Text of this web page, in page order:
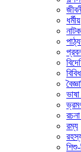
ধর্মীয়
নাটক
বিবিধ
রম্য